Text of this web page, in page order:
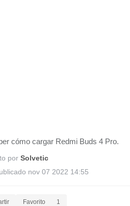
cómo cargar Redmi Buds 4 Pro.
por Solvetic
nov 07 2022 14:55
Favorito 1